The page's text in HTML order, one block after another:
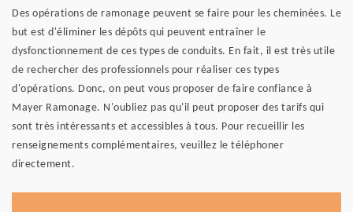
Des opérations de ramonage peuvent se faire pour les cheminées. Le
but est d'éliminer les dépôts qui peuvent entraîner le
dysfonctionnement de ces types de conduits. En fait, il est très utile
de rechercher des professionnels pour réaliser ces types
d'opérations. Donc, on peut vous proposer de faire confiance à
Mayer Ramonage. N'oubliez pas qu'il peut proposer des tarifs qui
sont très intéressants et accessibles à tous. Pour recueillir les
renseignements complémentaires, veuillez le téléphoner
directement.